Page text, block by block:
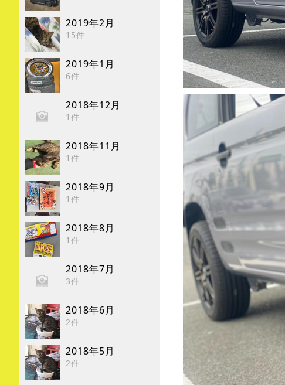
2019年2月
15件
2019年1月
6件
2018年12月
1件
2018年11月
1件
2018年9月
1件
2018年8月
1件
2018年7月
3件
2018年6月
2件
2018年5月
2件